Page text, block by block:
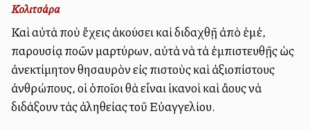
Κολιτσάρα
Καὶ αὐτὰ ποὺ ἔχεις ἀκούσει καὶ διδαχθῇ ἀπὸ ἐμέ,
παρουσίᾳ πολλῶν μαρτύρων, αὐτὰ νὰ τὰ ἐμπιστευθῇς ὡς
ἀνεκτίμητον θησαυρὸν εἰς πιστοὺς καὶ ἀξιοπίστους
ἀνθρώπους, οἱ ὁποῖοι θὰ εἶναι ἱκανοὶ καὶ ἄλλους νὰ
διδάξουν τὰς ἀληθείας τοῦ Εὐαγγελίου.